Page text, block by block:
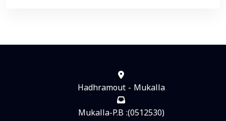
Hadhramout - Mukalla
Mukalla-P.B :(0512530)